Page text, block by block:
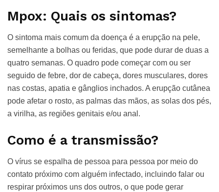
Mpox: Quais os sintomas?
O sintoma mais comum da doença é a erupção na pele,
semelhante a bolhas ou feridas, que pode durar de duas a
quatro semanas. O quadro pode começar com ou ser
seguido de febre, dor de cabeça, dores musculares, dores
nas costas, apatia e gânglios inchados. A erupção cutânea
pode afetar o rosto, as palmas das mãos, as solas dos pés,
a virilha, as regiões genitais e/ou anal.
Como é a transmissão?
O vírus se espalha de pessoa para pessoa por meio do
contato próximo com alguém infectado, incluindo falar ou
respirar próximos uns dos outros, o que pode gerar